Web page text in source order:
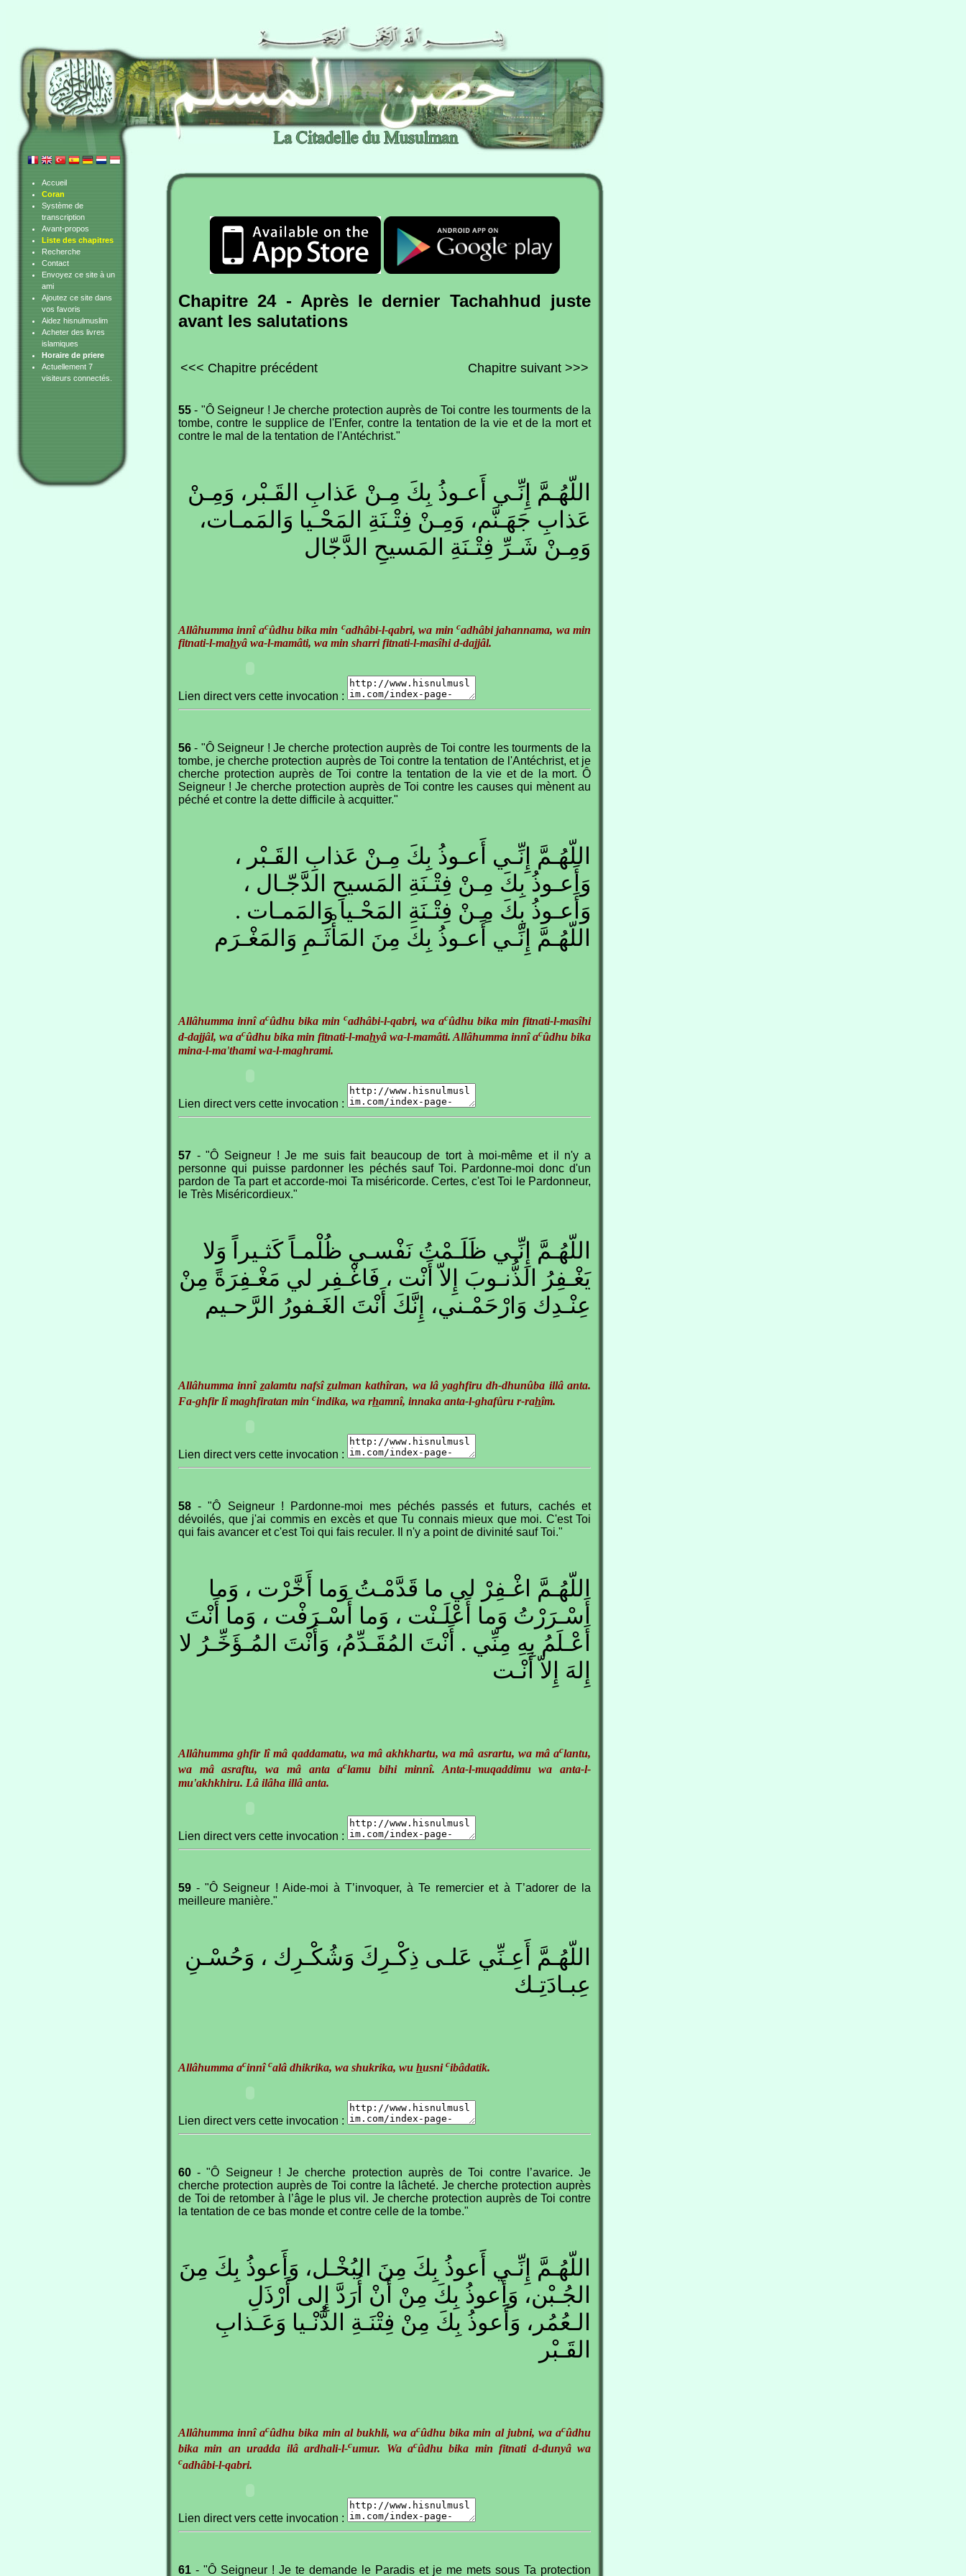
Accueil
Coran
Système de
transcription
Avant-propos
Liste des chapitres
Recherche
Contact
Envoyez ce site à un
ami
Ajoutez ce site dans
vos favoris
Aidez hisnulmuslim
Acheter des livres
islamiques
Horaire de priere
Actuellement 7
visiteurs connectés.
Chapitre 24 - Après le dernier Tachahhud juste
avant les salutations
<<< Chapitre précédent Chapitre suivant >>>
55 - "Ô Seigneur ! Je cherche protection auprès de Toi contre les tourments de la
tombe, contre le supplice de l'Enfer, contre la tentation de la vie et de la mort et
contre le mal de la tentation de l'Antéchrist."
اللّهُـمَّ إِنِّـي أَعـوذُ بِكَ مِـنْ عَذابِ القَـبْر، وَمِـنْ
عَذابِ جَهَـنَّم، وَمِـنْ فِتْـنَةِ المَحْـيا وَالمَمـات،
وَمِـنْ شَـرِّ فِتْـنَةِ المَسيحِ الدَّجّال
Allâhumma innî acûdhu bika min cadhâbi-l-qabri, wa min cadhâbi jahannama, wa min
fitnati-l-mahyâ wa-l-mamâti, wa min sharri fitnati-l-masîhi d-dajjâl.
Lien direct vers cette invocation :
56 - "Ô Seigneur ! Je cherche protection auprès de Toi contre les tourments de la
tombe, je cherche protection auprès de Toi contre la tentation de l'Antéchrist, et je
cherche protection auprès de Toi contre la tentation de la vie et de la mort. Ô
Seigneur ! Je cherche protection auprès de Toi contre les causes qui mènent au
péché et contre la dette difficile à acquitter."
اللّهُـمَّ إِنِّـي أَعـوذُ بِكَ مِـنْ عَذابِ القَـبْر ،
وَأَعـوذُ بِكَ مِـنْ فِتْـنَةِ المَسيحِ الدَّجّـال ،
وَأَعـوذُ بِكَ مِـنْ فِتْـنَةِ المَحْـيا وَالمَمـات .
اللّهُـمَّ إِنِّـي أَعـوذُ بِكَ مِنَ المَأْثَـمِ وَالمَغْـرَم
Allâhumma innî acûdhu bika min cadhâbi-l-qabri, wa acûdhu bika min fitnati-l-masîhi
d-dajjâl, wa acûdhu bika min fitnati-l-mahyâ wa-l-mamâti. Allâhumma innî acûdhu bika
mina-l-ma'thami wa-l-maghrami.
Lien direct vers cette invocation :
57 - "Ô Seigneur ! Je me suis fait beaucoup de tort à moi-même et il n'y a
personne qui puisse pardonner les péchés sauf Toi. Pardonne-moi donc d'un
pardon de Ta part et accorde-moi Ta miséricorde. Certes, c'est Toi le Pardonneur,
le Très Miséricordieux."
اللّهُـمَّ إِنِّـي ظَلَـمْتُ نَفْسـي ظُلْمـاً كَثـيراً وَلا
يَغْـفِرُ الذُّنـوبَ إِلاّ أَنْت ، فَاغْـفِر لي مَغْـفِرَةً مِنْ
عِنْـدِك وَارْحَمْـني، إِنَّكَ أَنْتَ الغَـفورُ الرَّحـيم
Allâhumma innî zalamtu nafsîzulman kathîran, wa lâ yaghfiru dh-dhunûba illâ anta.
Fa-ghfir lî maghfiratan min cindika, wa rhamnî, innaka anta-l-ghafûru r-rahîm.
Lien direct vers cette invocation :
58 - "Ô Seigneur ! Pardonne-moi mes péchés passés et futurs, cachés et
dévoilés, que j'ai commis en excès et que Tu connais mieux que moi. C'est Toi
qui fais avancer et c'est Toi qui fais reculer. Il n'y a point de divinité sauf Toi."
اللّهُـمَّ اغْـفِرْ لي ما قَدَّمْـتُ وَما أَخَّرْت ، وَما
أَسْـرَرْتُ وَما أَعْلَـنْت ، وَما أَسْـرَفْت ، وَما أَنْتَ
أَعْـلَمُ بِهِ مِنِّي . أَنْتَ المُقَـدِّمُ، وَأَنْتَ المُـؤَخِّـرُ لا
إِلهَ إِلاّ أَنْـت
Allâhumma ghfir lî mâ qaddamatu, wa mâ akhkhartu, wa mâ asrartu, wa mâ aclantu,
wa mâ asraftu, wa mâ anta aclamu bihi minnî. Anta-l-muqaddimu wa anta-l-
mu'akhkhiru. Lâ ilâha illâ anta.
Lien direct vers cette invocation :
59 - "Ô Seigneur ! Aide-moi à T’invoquer, à Te remercier et à T’adorer de la
meilleure manière."
اللّهُـمَّ أَعِـنِّي عَلـى ذِكْـرِكَ وَشُكْـرِك ، وَحُسْـنِ
عِبـادَتِـك
Allâhumma acinnîcalâ dhikrika, wa shukrika, wu husni cibâdatik.
Lien direct vers cette invocation :
60 - "Ô Seigneur ! Je cherche protection auprès de Toi contre l’avarice. Je
cherche protection auprès de Toi contre la lâcheté. Je cherche protection auprès
de Toi de retomber à l’âge le plus vil. Je cherche protection auprès de Toi contre
la tentation de ce bas monde et contre celle de la tombe."
اللّهُـمَّ إِنِّـي أَعوذُ بِكَ مِنَ البُخْـل، وَأَعوذُ بِكَ مِنَ
الجُـبْن، وَأَعوذُ بِكَ مِنْ أَنْ أُرَدَّ إِلى أَرْذَلِ
الـعُمُر، وَأََعوذُ بِكَ مِنْ فِتْنَـةِ الدُّنْـيا وَعَـذابِ
القَـبْر
Allâhumma innî acûdhu bika min al bukhli, wa acûdhu bika min al jubni, wa acûdhu
bika min an uradda ilâ ardhali-l-cumur. Wa acûdhu bika min fitnati d-dunyâ wa
cadhâbi-l-qabri.
Lien direct vers cette invocation :
61 - "Ô Seigneur ! Je te demande le Paradis et je me mets sous Ta protection